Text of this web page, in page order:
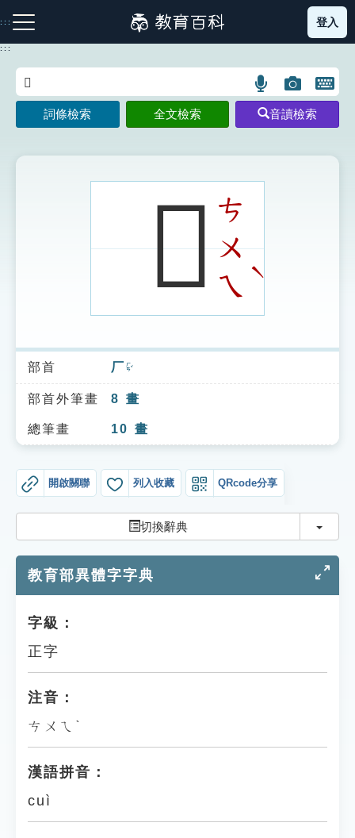
到
主
:::
注音索引圖示 筆畫索引圖示 部首索引表圖示
索引選單
知識索引
單字索引
貓頭鷹博士
登入
:::
語
言
搜
示
圖
片
搜
開
鍵
圖
詞條檢索 全文檢索 音讀檢索
𠩪ㄘ
ㄨ
ㄟ
ˋ
部首 厂 ㄏㄢˇ
部首外筆畫 8 畫
總筆畫 10 畫
開啟關聯 列入收藏 QRcode分享
切換辭典 切換
教育部異體字字典
字級：
正字
注音：
ㄘㄨㄟˋ
漢語拼音：
cuì